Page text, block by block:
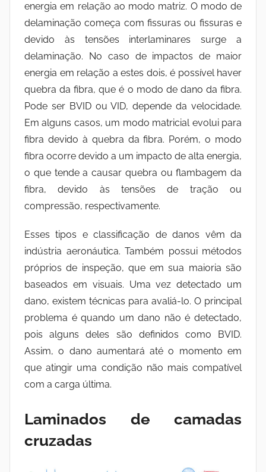
energia em relação ao modo matriz. O modo de
delaminação começa com fissuras ou fissuras e
devido às tensões interlaminares surge a
delaminação. No caso de impactos de maior
energia em relação a estes dois, é possível haver
quebra da fibra, que é o modo de dano da fibra.
Pode ser BVID ou VID, depende da velocidade.
Em alguns casos, um modo matricial evolui para
fibra devido à quebra da fibra. Porém, o modo
fibra ocorre devido a um impacto de alta energia,
o que tende a causar quebra ou flambagem da
fibra, devido às tensões de tração ou
compressão, respectivamente.
Esses tipos e classificação de danos vêm da
indústria aeronáutica. Também possui métodos
próprios de inspeção, que em sua maioria são
baseados em visuais. Uma vez detectado um
dano, existem técnicas para avaliá-lo. O principal
problema é quando um dano não é detectado,
pois alguns deles são definidos como BVID.
Assim, o dano aumentará até o momento em
que atingir uma condição não mais compatível
com a carga última.
Laminados de camadas
cruzadas